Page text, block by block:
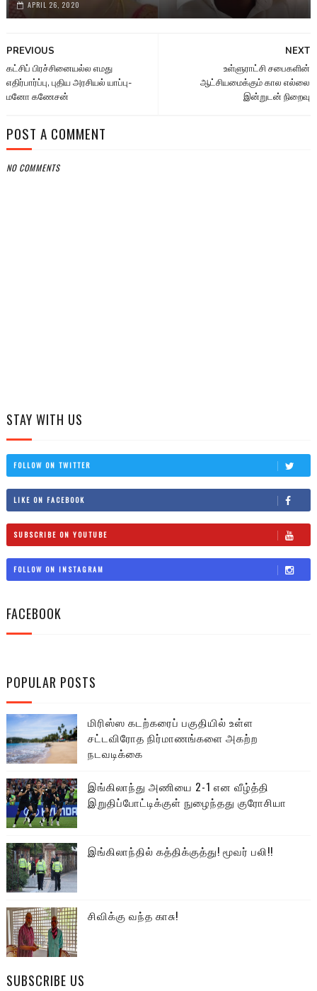
APRIL 26, 2020
NEXT
உள்ளுராட்சி சபைகளின்
ஆட்சியமைக்கும் கால எல்லை
இன்றுடன் நிறைவு
PREVIOUS
கட்சிப் பிரச்சினையல்ல எமது
எதிர்பார்ப்பு, புதிய அரசியல் யாப்பு-
மனோ கணேசன்
POST A COMMENT
NO COMMENTS
STAY WITH US
FOLLOW ON TWITTER
LIKE ON FACEBOOK
SUBSCRIBE ON YOUTUBE
FOLLOW ON INSTAGRAM
FACEBOOK
POPULAR POSTS
மிரிஸ்ஸ கடற்கரைப் பகுதியில் உள்ள
சட்டவிரோத நிர்மாணங்களை அகற்ற
நடவடிக்கை
இங்கிலாந்து அணியை 2-1 என வீழ்த்தி
இறுதிப்போட்டிக்குள் நுழைந்தது குரோசியா
இங்கிலாந்தில் கத்திக்குத்து! மூவர் பலி!!
சிவிக்கு வந்த காசு!
SUBSCRIBE US